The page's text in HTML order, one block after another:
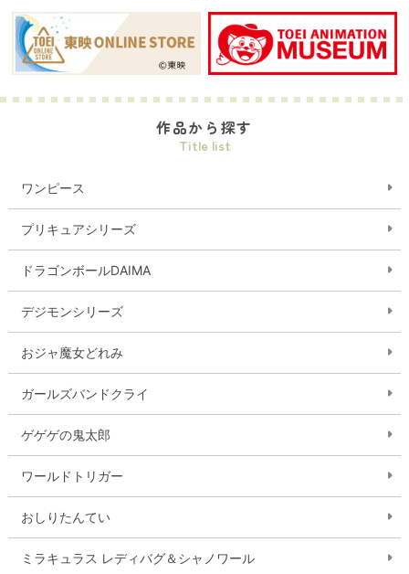
作品から探す
Title list
ワンピース
プリキュアシリーズ
ドラゴンボールDAIMA
デジモンシリーズ
おジャ魔女どれみ
ガールズバンドクライ
ゲゲゲの鬼太郎
ワールドトリガー
おしりたんてい
ミラキュラス レディバグ＆シャノワール